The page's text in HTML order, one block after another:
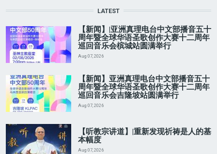
LATEST
【新闻】|亚洲真理电台中文部播音五十
周年暨全球华语圣歌创作大赛十二周年
巡回音乐会槟城站圆满举行
Aug 07, 2026
【新闻】亚洲真理电台中文部播音五十
周年暨全球华语圣歌创作大赛十二周年
巡回音乐会吉隆坡站圆满举行
Aug 07, 2026
【听教宗讲道】|重新发现祈祷是人的基
本幅度
Aug 07, 2026